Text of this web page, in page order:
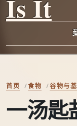
Is It
首页 食物 谷物与
一汤匙